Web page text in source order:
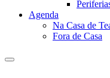
Agenda
Na Casa de
Fora de Casa